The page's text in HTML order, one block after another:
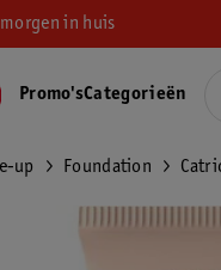
in huis
Promo'sCategorieën
up Foundation